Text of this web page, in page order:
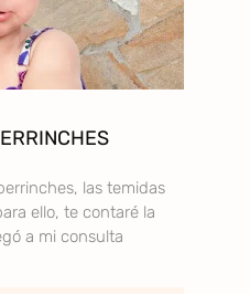
las temidas
ello, te contaré la
a mi consulta